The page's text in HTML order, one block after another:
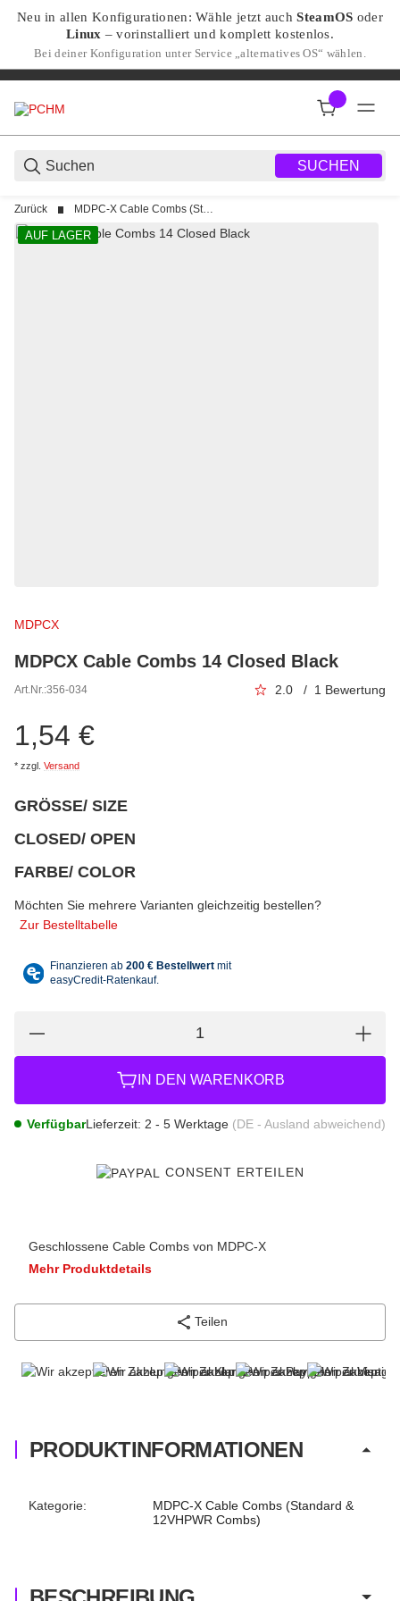
Neu in allen Konfigurationen: Wähle jetzt auchSteamOS oder
Linux – vorinstalliert und komplett kostenlos.
Bei deiner Konfiguration unter Service „alternatives OS“ wählen.
SUCHEN
Zurück MDPC-X Cable Combs (Standard & 12VHPWR Combs)
AUF LAGER
MDPCX
MDPCX Cable Combs 14 Closed Black
Art.Nr.:356-034 2.0 / 1 Bewertung
1,54 €
* zzgl. Versand
GRÖSSE/ SIZE
CLOSED/ OPEN
FARBE/ COLOR
Möchten Sie mehrere Varianten gleichzeitig bestellen?
Zur Bestelltabelle
IN DEN WARENKORB
VerfügbarLieferzeit: 2 - 5 Werktage (DE - Ausland abweichend)
CONSENT ERTEILEN
Geschlossene Cable Combs von MDPC-X
Mehr Produktdetails
Teilen
PRODUKTINFORMATIONEN
Produkteigenschaft
Wert
Kategorie:
MDPC-X Cable Combs (Standard &
12VHPWR Combs)